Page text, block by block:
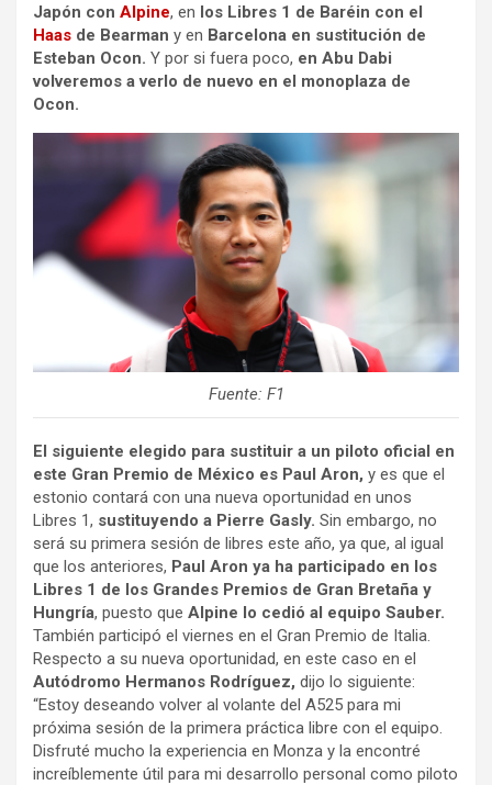
Japón con Alpine, en los Libres 1 de Baréin con el
Haas de Bearman y en Barcelona en sustitución de
Esteban Ocon. Y por si fuera poco, en Abu Dabi
volveremos a verlo de nuevo en el monoplaza de
Ocon.
Fuente: F1
El siguiente elegido para sustituir a un piloto oficial en
este Gran Premio de México es Paul Aron, y es que el
estonio contará con una nueva oportunidad en unos
Libres 1, sustituyendo a Pierre Gasly. Sin embargo, no
será su primera sesión de libres este año, ya que, al igual
que los anteriores, Paul Aron ya ha participado en los
Libres 1 de los Grandes Premios de Gran Bretaña y
Hungría, puesto que Alpine lo cedió al equipo Sauber.
También participó el viernes en el Gran Premio de Italia.
Respecto a su nueva oportunidad, en este caso en el
Autódromo Hermanos Rodríguez, dijo lo siguiente:
“Estoy deseando volver al volante del A525 para mi
próxima sesión de la primera práctica libre con el equipo.
Disfruté mucho la experiencia en Monza y la encontré
increíblemente útil para mi desarrollo personal como piloto